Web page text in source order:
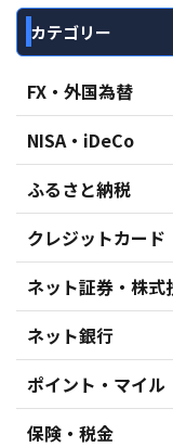
カテゴリー
FX・外国為替
NISA・iDeCo
ふるさと納税
クレジットカード
ネット証券・株式
ネット銀行
ポイント・マイル
保険・税金